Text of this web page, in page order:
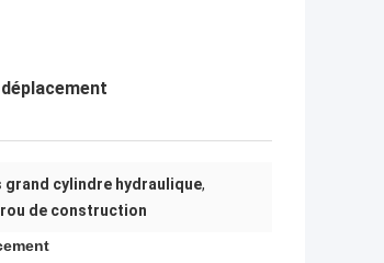
grand cylindre hydraulique,
de construction